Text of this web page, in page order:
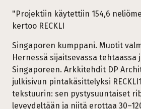
"Projektiin käytettiin 154,6
kertoo RECKLI
Singaporen kumppani. Muotit
Hernessä sijaitsevassa
Singaporeen. Arkkitehdit DP
julkisivun pintakäsittelyksi
tekstuurin: sen pystysuuntaiset
leveydeltään ja niitä erottaa